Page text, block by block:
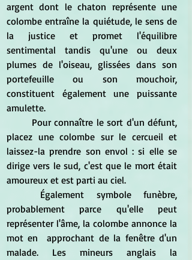
argent dont le chaton représente une
colombe entraîne la quiétude, le sens de
la justice et promet l'équilibre
sentimental tandis qu'une ou deux
plumes de l'oiseau, glissées dans son
portefeuille ou son mouchoir,
constituent également une puissante
amulette.
placez une colombe sur le cercueil et
laissez-la prendre son envol : si elle se
dirige vers le sud, c'est que le mort était
amoureux et est parti au ciel.
probablement parce qu'elle peut
représenter l'âme, la colombe annonce la
mot en  approchant de la fenêtre d'un
malade. Les mineurs anglais la